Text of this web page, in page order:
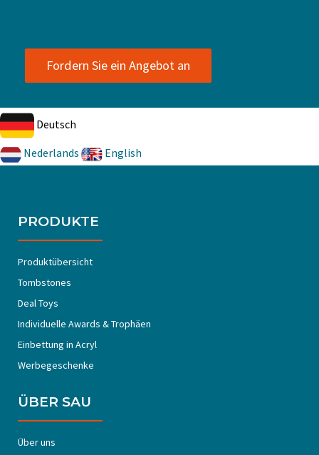
Fordern Sie ein Angebot an
Deutsch
Nederlands English
PRODUKTE
Produktübersicht
Tombstones
Deal Toys
Individuelle Awards & Trophäen
Einbettung in Acryl
Werbegeschenke
ÜBER SAU
Über uns